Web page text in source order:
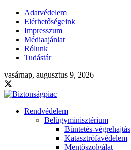
Adatvédelem
Elérhetőségeink
Impresszum
Médiaajánlat
Rólunk
Tudástár
vasárnap, augusztus 9, 2026
Rendvédelem
Belügyminisztérium
Büntetés-végrehajtás
Katasztrófavédelem
Mentőszolgálat